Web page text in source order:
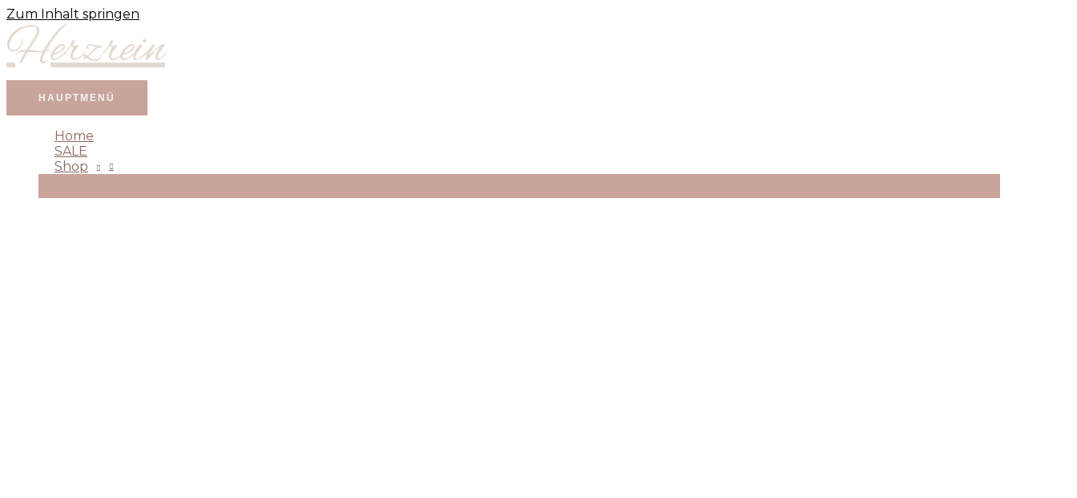
Zum Inhalt springen
Herzrein
HAUPTMENÜ
Home
SALE
Shop